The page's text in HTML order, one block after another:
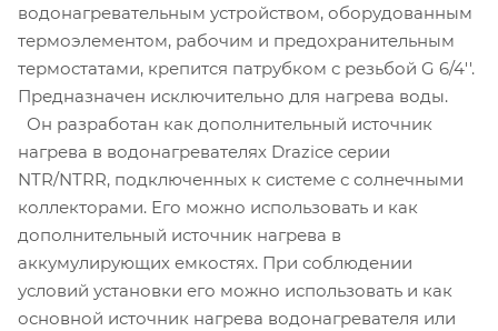
водонагревательным устройством, оборудованным
термоэлементом, рабочим и предохранительным
термостатами, крепится патрубком с резьбой G 6/4''.
Предназначен исключительно для нагрева воды.
Он разработан как дополнительный источник
нагрева в водонагревателях Drazice серии
NTR/NTRR, подключенных к системе с солнечными
коллекторами. Его можно использовать и как
дополнительный источник нагрева в
аккумулирующих емкостях. При соблюдении
условий установки его можно использовать и как
основной источник нагрева водонагревателя или